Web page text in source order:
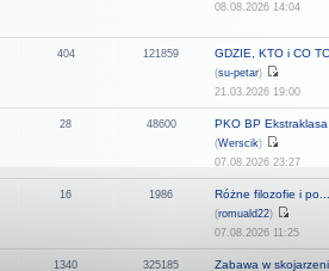
08.08.2026 14:04
404 121859 GDZIE, KTO i CO TO
(su-petar)
21.03.2026 19:00
28 48600 PKO BP Ekstraklasa
(Werscik)
07.08.2026 23:27
16 1986 Różne filozofie i po...
(romuald22)
07.08.2026 11:25
1340 325185 Zabawa w